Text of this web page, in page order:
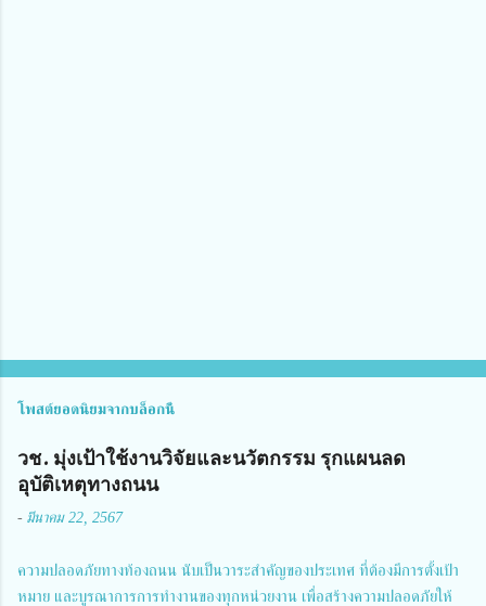
โพสต์ยอดนิยมจากบล็อกนี้
วช. มุ่งเป้าใช้งานวิจัยและนวัตกรรม รุกแผนลด
อุบัติเหตุทางถนน
- มีนาคม 22, 2567
ความปลอดภัยทางท้องถนน นับเป็นวาระสำคัญของประเทศ ที่ต้องมีการตั้งเป้า
หมาย และบูรณาการการทำงานของทุกหน่วยงาน เพื่อสร้างความปลอดภัยให้